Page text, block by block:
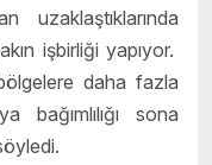
uzaklaştıklarında
işbirliği yapıyor.
daha fazla
bağımlılığı sona